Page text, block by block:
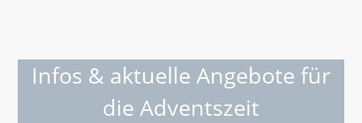
Infos & aktuelle Angebote für
die Adventszeit